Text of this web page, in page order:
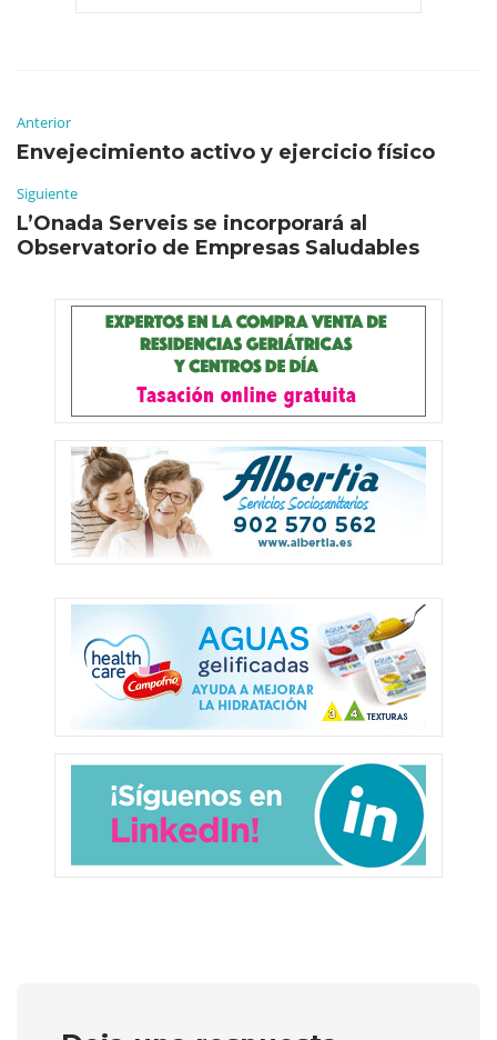
Anterior
Envejecimiento activo y ejercicio físico
Siguiente
L’Onada Serveis se incorporará al
Observatorio de Empresas Saludables